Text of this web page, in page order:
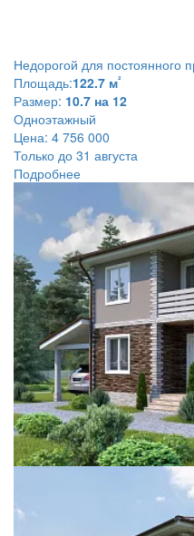
Недорогой для постоянного
Площадь:122.7 м²
Размер: 10.7 на 12
Одноэтажный
Цена: 4 756 000
Только до 31 августа
Подробнее